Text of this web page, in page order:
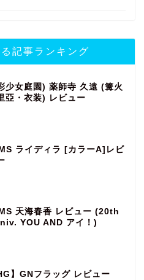
記事ランキング
少女庭園) 薬師寺 久遠 (篝火
亞・衣装) レビュー
ライディラ [カラーA]レビ
天海春香 レビュー (20th
YOU AND アイ！)
】GNフラッグ レビュー